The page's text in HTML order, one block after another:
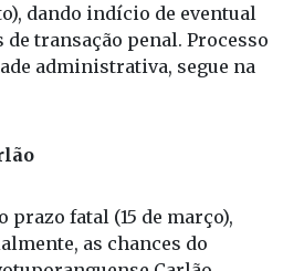
dando indício de eventual
transação penal. Processo
administrativa, segue na
prazo fatal (15 de março),
as chances do